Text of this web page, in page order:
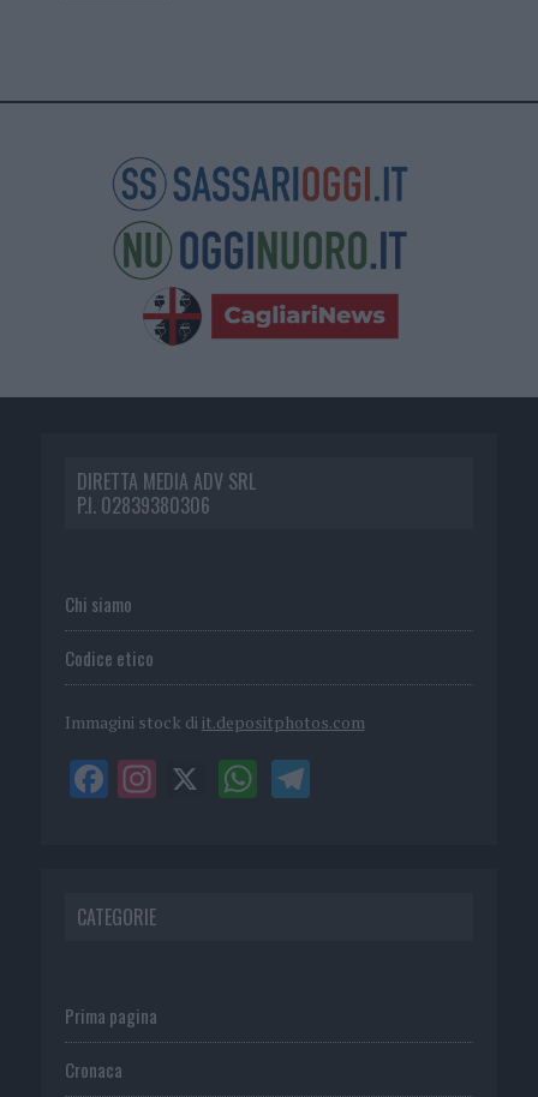
DIRETTA MEDIA ADV SRL
P.I. 02839380306
Chi siamo
Codice etico
Immagini stock di it.depositphotos.com
CATEGORIE
Prima pagina
Cronaca